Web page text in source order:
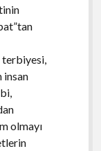
terbiyesi,
insan
olmayı